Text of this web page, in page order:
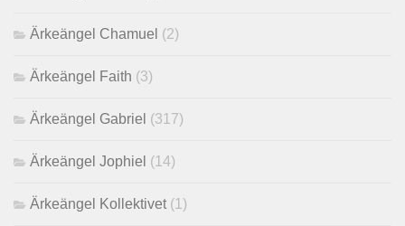
Ärkeängel Chamuel (2)
Ärkeängel Faith (3)
Ärkeängel Gabriel (317)
Ärkeängel Jophiel (14)
Ärkeängel Kollektivet (1)